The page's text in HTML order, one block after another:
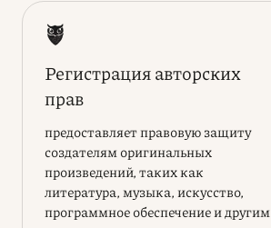
Регистрация авторских
прав
предоставляет правовую защиту
создателям оригинальных
произведений, таких как
литература, музыка, искусство,
программное обеспечение и другим